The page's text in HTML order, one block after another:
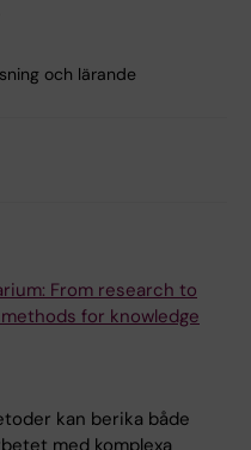
och lärande
From research to
for knowledge
kan berika både
med komplexa